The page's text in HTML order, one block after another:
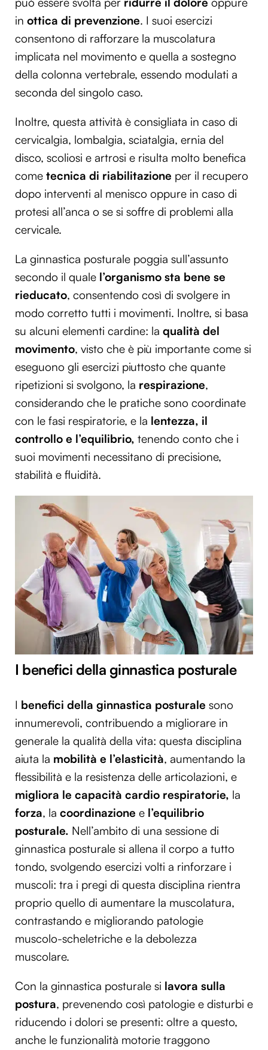
in ottica di prevenzione. I suoi esercizi
consentono di rafforzare la muscolatura
implicata nel movimento e quella a sostegno
della colonna vertebrale, essendo modulati a
seconda del singolo caso.
Inoltre, questa attività è consigliata in caso di
cervicalgia, lombalgia, sciatalgia, ernia del
disco, scoliosi e artrosi e risulta molto benefica
come tecnica di riabilitazione per il recupero
dopo interventi al menisco oppure in caso di
protesi all’anca o se si soffre di problemi alla
cervicale.
La ginnastica posturale poggia sull’assunto
secondo il quale l’organismo sta bene se
rieducato, consentendo così di svolgere in
modo corretto tutti i movimenti. Inoltre, si basa
su alcuni elementi cardine: la qualità del
movimento, visto che è più importante come si
eseguono gli esercizi piuttosto che quante
ripetizioni si svolgono, la respirazione,
considerando che le pratiche sono coordinate
con le fasi respiratorie, e la lentezza, il
controllo e l’equilibrio, tenendo conto che i
suoi movimenti necessitano di precisione,
stabilità e fluidità.
I benefici della ginnastica posturale
I benefici della ginnastica posturale sono
innumerevoli, contribuendo a migliorare in
generale la qualità della vita: questa disciplina
aiuta la mobilità e l’elasticità, aumentando la
flessibilità e la resistenza delle articolazioni, e
migliora le capacità cardio respiratorie, la
forza, la coordinazione e l’equilibrio
posturale. Nell’ambito di una sessione di
ginnastica posturale si allena il corpo a tutto
tondo, svolgendo esercizi volti a rinforzare i
muscoli: tra i pregi di questa disciplina rientra
proprio quello di aumentare la muscolatura,
contrastando e migliorando patologie
muscolo-scheletriche e la debolezza
muscolare.
Con la ginnastica posturale si lavora sulla
postura, prevenendo così patologie e disturbi e
riducendo i dolori se presenti: oltre a questo,
anche le funzionalità motorie traggono